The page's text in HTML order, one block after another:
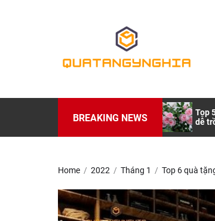
BREAKING NEWS
Những Lưu Ý Nhỏ Khi Mua Quà
Top
dễ
Home 2022 Tháng 1 Top 6 quà